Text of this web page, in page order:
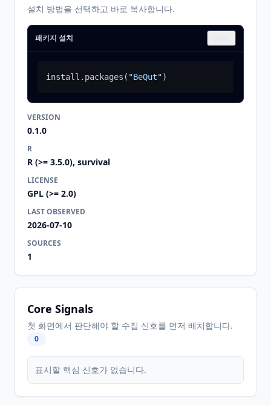
설치 방법을 선택하고 바로 복사합니다.
패키지 설치
install.packages ( "BeQut")
VERSION
0.1.0
R
R (>= 3.5.0), survival
LICENSE
GPL (>= 2.0)
LAST OBSERVED
2026-07-10
SOURCES
1
Core Signals
첫 화면에서 판단해야 할 수집 신호를 먼저 배치합니다.
0
표시할 핵심 신호가 없습니다.